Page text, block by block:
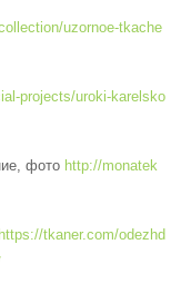
uzornoe-tkache
projects/uroki-karelsko
фото http://monatek
https://tkaner.com/odezhd